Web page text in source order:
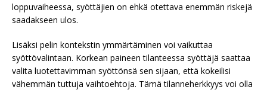
loppuvaiheessa, syöttäjien on ehkä otettava enemmän riskejä
saadakseen ulos.
Lisäksi pelin kontekstin ymmärtäminen voi vaikuttaa
syöttövalintaan. Korkean paineen tilanteessa syöttäjä saattaa
valita luotettavimman syöttönsä sen sijaan, että kokeilisi
vähemmän tuttuja vaihtoehtoja. Tämä tilanneherkkyys voi olla